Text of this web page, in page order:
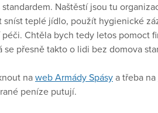
Naštěstí jsou tu
sníst teplé jídlo, použít hygienické
Chtěla bych tedy letos pomoct
se přesně takto o lidi bez domova
na web Armády Spásy a třeba na
peníze putují.